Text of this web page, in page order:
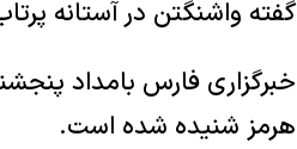
گفته واشنگتن در آستانه
خبرگزاری فارس بامداد
هرمز شنیده شده است.